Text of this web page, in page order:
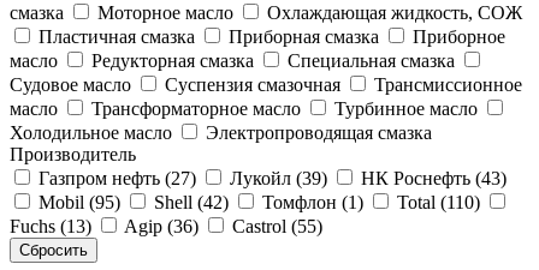
смазка
Моторное масло
Охлаждающая жидкость, СОЖ
Пластичная смазка
Приборная смазка
Приборное
масло
Редукторная смазка
Специальная смазка
Судовое масло
Суспензия смазочная
Трансмиссионное
масло
Трансформаторное масло
Турбинное масло
Холодильное масло
Электропроводящая смазка
Производитель
Газпром нефть (27)
Лукойл (39)
НК Роснефть (43)
Mobil (95)
Shell (42) Томфлон (1)
Total (110)
Fuchs (13)
Agip (36) Castrol (55)